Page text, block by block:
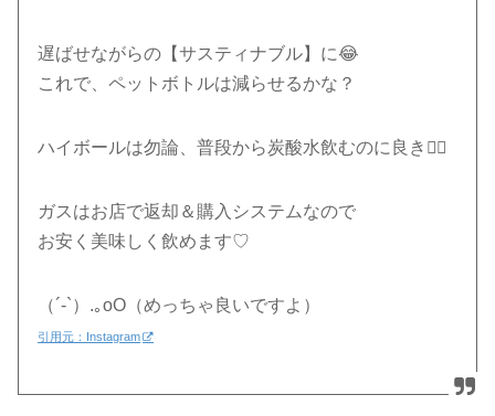
遅ばせながらの【サスティナブル】に😂
これで、ペットボトルは減らせるかな？
ハイボールは勿論、普段から炭酸水飲むのに良き🙆‍♀️
ガスはお店で返却＆購入システムなので
お安く美味しく飲めます♡
（´-`）.｡oO（めっちゃ良いですよ）
引用元：Instagram